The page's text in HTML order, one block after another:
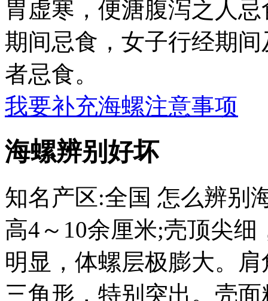
胃虚寒，便溏腹泻之人
期间忌食，女子行经期
者忌食。
我要补充海螺注意事项
海螺辨别好坏
知名产区:全国 怎么辨
高4～10余厘米;壳顶尖
明显，体螺层极膨大。
三角形，特别突出。壳